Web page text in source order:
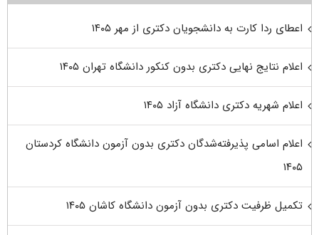
اعطای ردا کارت به دانشجویان دکتری از مهر ۱۴۰۵
اعلام نتایج نهایی دکتری بدون کنکور دانشگاه تهران ۱۴۰۵
اعلام شهریه دکتری دانشگاه آزاد ۱۴۰۵
اعلام اسامی پذیرفته‌شدگان دکتری بدون آزمون دانشگاه کردستان
۱۴۰۵
تکمیل ظرفیت دکتری بدون آزمون دانشگاه کاشان ۱۴۰۵